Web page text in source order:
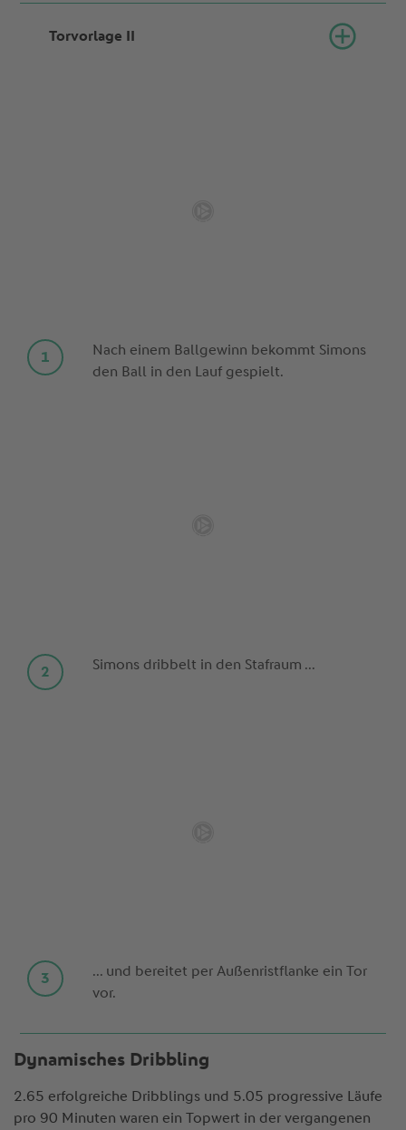
Torvorlage II
Nach einem Ballgewinn bekommt Simons
den Ball in den Lauf gespielt.
Simons dribbelt in den Stafraum ...
... und bereitet per Außenristflanke ein Tor
vor.
Dynamisches Dribbling
2.65 erfolgreiche Dribblings und 5.05 progressive Läufe
pro 90 Minuten waren ein Topwert in der vergangenen